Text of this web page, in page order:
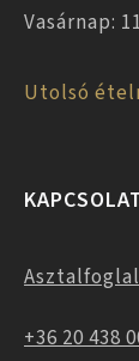
Vasárnap:
Utolsó
+36 20 438